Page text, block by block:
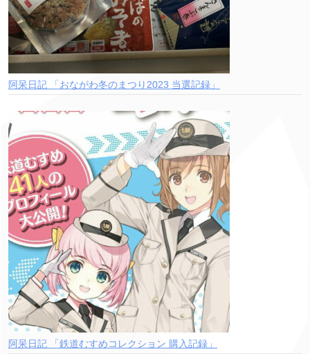
阿呆日記 「おながわ冬のまつり2023 当選記録」
阿呆日記 「鉄道むすめコレクション 購入記録」